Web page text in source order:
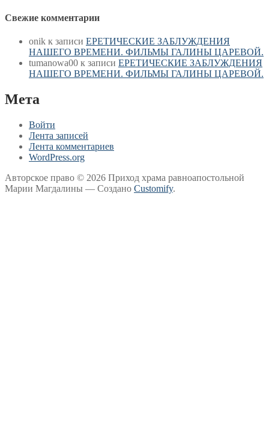
Свежие комментарии
onik к записи ЕРЕТИЧЕСКИЕ ЗАБЛУЖДЕНИЯ
НАШЕГО ВРЕМЕНИ. ФИЛЬМЫ ГАЛИНЫ ЦАРЕВОЙ.
tumanowa00 к записи ЕРЕТИЧЕСКИЕ ЗАБЛУЖДЕНИЯ
НАШЕГО ВРЕМЕНИ. ФИЛЬМЫ ГАЛИНЫ ЦАРЕВОЙ.
Мета
Войти
Лента записей
Лента комментариев
WordPress.org
Авторское право © 2026 Приход храма равноапостольной
Марии Магдалины — Создано Customify.